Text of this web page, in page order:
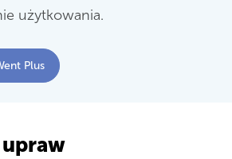
użytkowania.
Plus